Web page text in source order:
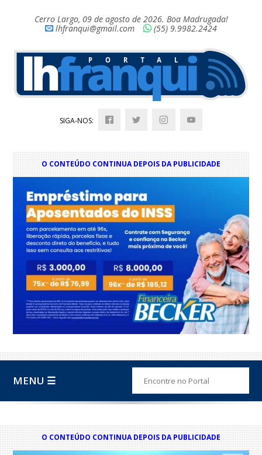
Cerro Largo, 09 de agosto de 2026. Boa Madrugada!
lhfranqui@gmail.com
(55) 9.9982.2424
SIGA-NOS:
O CONTEÚDO CONTINUA DEPOIS DA PUBLICIDADE
MENU ☰
O CONTEÚDO CONTINUA DEPOIS DA PUBLICIDADE